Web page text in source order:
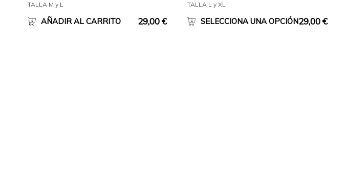
TALLA M y L
AÑADIR AL CARRITO 29,00€
TALLA L y XL
SELECCIONA UNA OPCIÓN29,00€